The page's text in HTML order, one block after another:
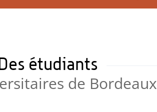
étudiants
de Bordeaux